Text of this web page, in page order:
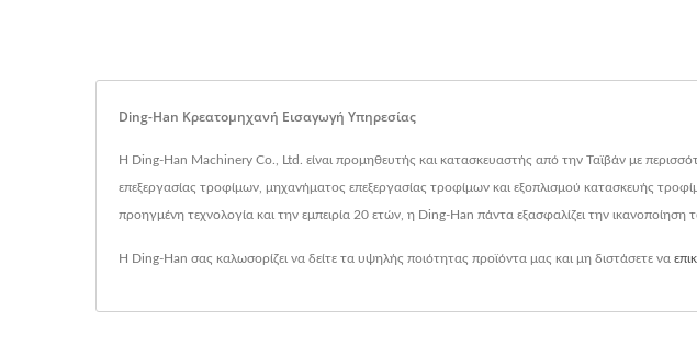
Ding-Han Κρεατομηχανή Εισαγωγή Υπηρεσίας
Η Ding-Han Machinery Co., Ltd. είναι προμηθευτής και κατασκευαστής από την Ταϊβάν με
επεξεργασίας τροφίμων, μηχανήματος επεξεργασίας τροφίμων και εξοπλισμού κατασκευής
προηγμένη τεχνολογία και την εμπειρία 20 ετών, η Ding-Han πάντα εξασφαλίζει την ικανοποίηση
Η Ding-Han σας καλωσορίζει να δείτε τα υψηλής ποιότητας προϊόντα μας και μη διστάσετε να